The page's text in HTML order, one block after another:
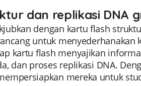
dan replikasi DNA
dengan kartu flash
untuk menyederhanakan
kartu flash menyajikan
dan proses replikasi DNA.
mereka untuk